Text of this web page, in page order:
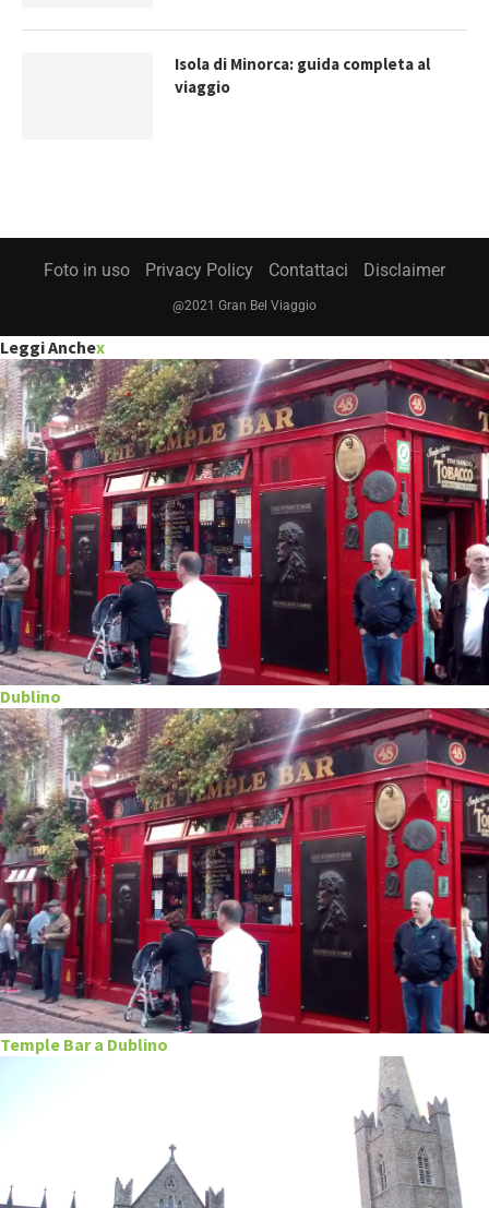
Isola di Minorca: guida completa al
viaggio
Foto in uso Privacy Policy Contattaci Disclaimer
@2021 Gran Bel Viaggio
Leggi Anchex
Dublino
Temple Bar a Dublino